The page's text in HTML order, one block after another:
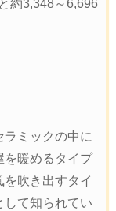
約3,348～6,696
ミックの中に
を暖めるタイプ
吹き出すタイ
して知られてい